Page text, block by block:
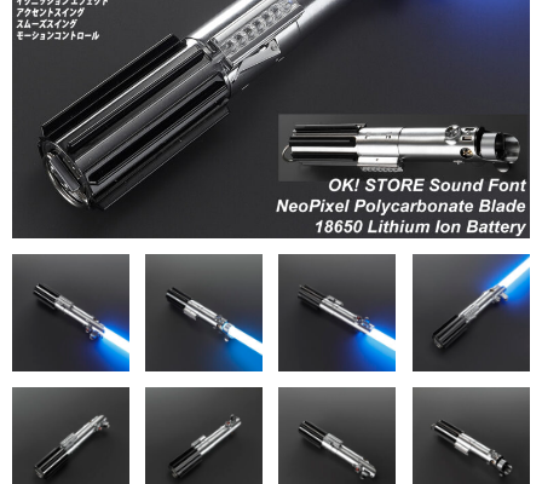
スペアブレード
カスタムセーバーQ&A
トラブルシューティング
XENO3・XRGB3 トラブルシューティング
XenoPixelトラブルシューティング
RGB-X トラブルシューティング
動画各種
分解組み立て動画リスト
XENO3 動画